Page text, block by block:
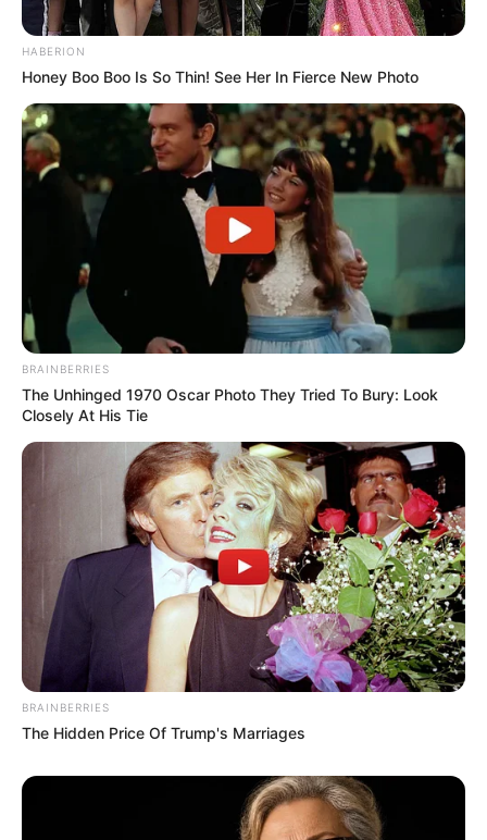
HABERION
Honey Boo Boo Is So Thin! See Her In Fierce New Photo
BRAINBERRIES
The Unhinged 1970 Oscar Photo They Tried To Bury: Look
Closely At His Tie
BRAINBERRIES
The Hidden Price Of Trump's Marriages